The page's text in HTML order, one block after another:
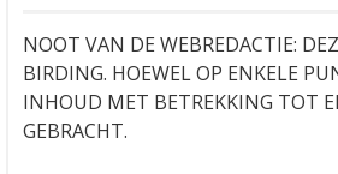
NOOT VAN DE WEBREDACTIE:
BIRDING. HOEWEL OP ENKELE
INHOUD MET BETREKKING TOT
GEBRACHT.